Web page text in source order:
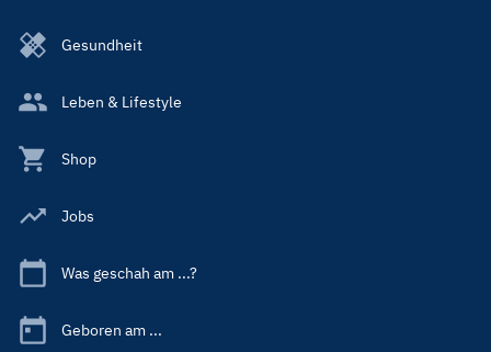
Gesundheit
Leben & Lifestyle
Shop
Jobs
Was geschah am ...?
Geboren am ...